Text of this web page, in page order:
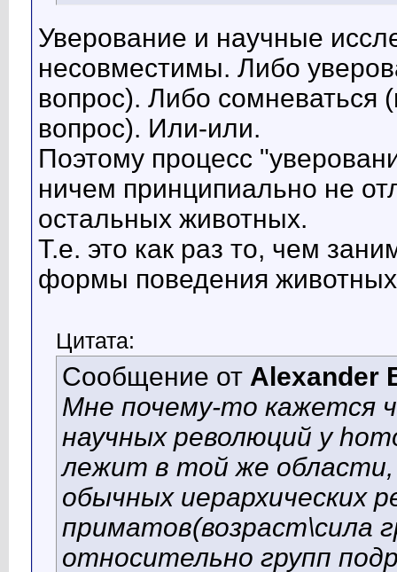
Уверование и научные
несовместимы. Либо
вопрос). Либо сомневаться
вопрос). Или-или.
Поэтому процесс
ничем принципиально не
остальных животных.
Т.е. это как раз то, чем
формы поведения
Цитата:
Сообщение от Alexander
Мне почему-то кажется
научных революций у
лежит в той же области,
обычных иерархических
приматов(возраст\сила
относительно групп